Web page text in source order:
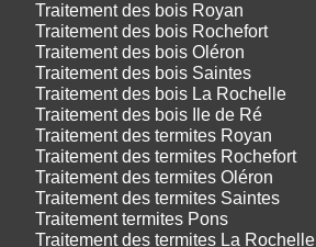
Traitement des bois Royan
Traitement des bois Rochefort
Traitement des bois Oléron
Traitement des bois Saintes
Traitement des bois La Rochelle
Traitement des bois Ile de Ré
Traitement des termites Royan
Traitement des termites Rochefort
Traitement des termites Oléron
Traitement des termites Saintes
Traitement termites Pons
Traitement des termites La Rochelle